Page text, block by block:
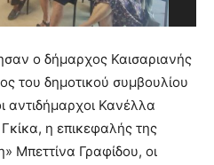
ο δήμαρχος Καισαριανής
του δημοτικού συμβουλίου
αντιδήμαρχοι Κανέλλα
η επικεφαλής της
Μπεττίνα Γραφίδου, οι